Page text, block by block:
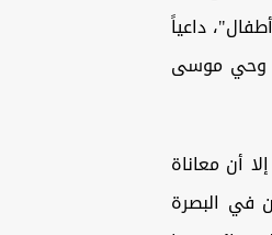
داعياً
وحي موسى
أن معاناة
في البصرة